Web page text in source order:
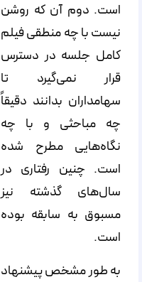
است. دوم آن که روشن
نیست با چه منطقی فیلم
کامل جلسه در دسترس
قرار نمی‌گیرد تا
سهامداران بدانند دقیقاً
چه مباحثی و با چه
نگاه‌هایی مطرح شده
است. چنین رفتاری در
سال‌های گذشته نیز
مسبوق به سابقه بوده
است.
به طور مشخص پیشنهاد